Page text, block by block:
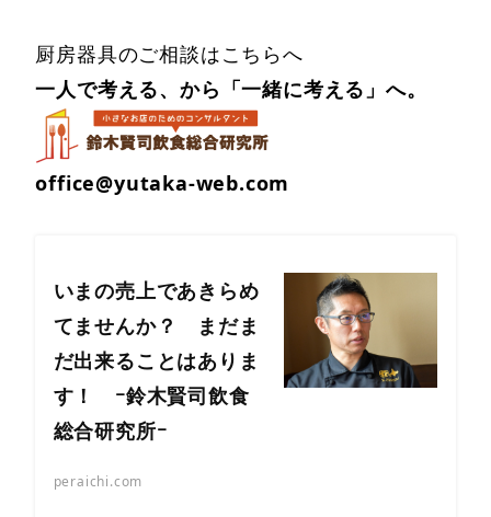
厨房器具のご相談はこちらへ
一人で考える、から「一緒に考える」へ。
office@yutaka-web.com
いまの売上であきらめ
てませんか？ まだま
だ出来ることはありま
す！ ｰ鈴木賢司飲食
総合研究所ｰ
peraichi.com